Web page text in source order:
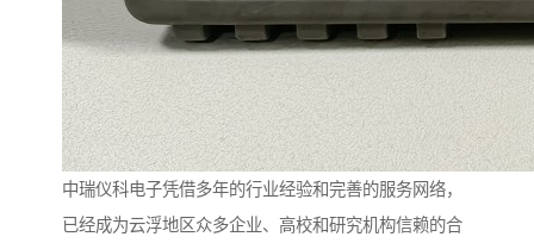
中瑞仪科电子凭借多年的行业经验和完善的服务网络，
已经成为云浮地区众多企业、高校和研究机构信赖的合